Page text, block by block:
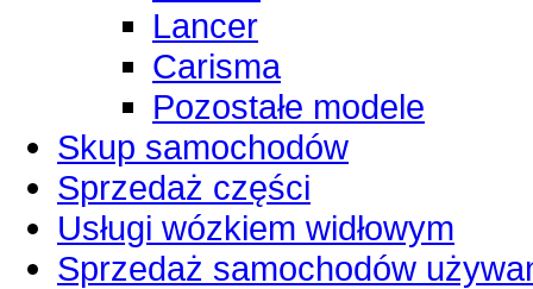
Lancer
Carisma
Pozostałe modele
Skup samochodów
Sprzedaż części
Usługi wózkiem widłowym
Sprzedaż samochodów